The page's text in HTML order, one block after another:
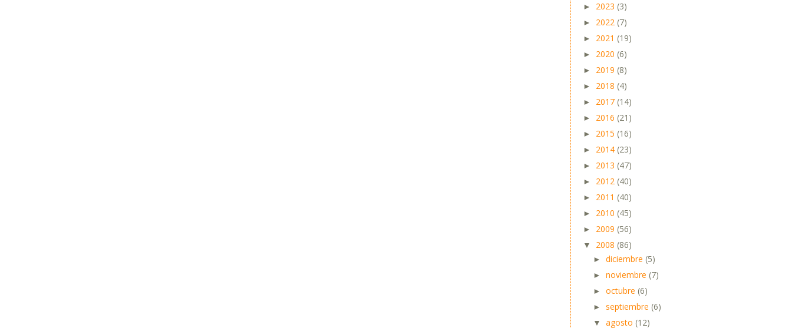
► 2023 (3)
► 2022 (7)
► 2021 (19)
► 2020 (6)
► 2019 (8)
► 2018 (4)
► 2017 (14)
► 2016 (21)
► 2015 (16)
► 2014 (23)
► 2013 (47)
► 2012 (40)
► 2011 (40)
► 2010 (45)
► 2009 (56)
▼ 2008 (86)
► diciembre (5)
► noviembre (7)
► octubre (6)
► septiembre (6)
▼ agosto (12)